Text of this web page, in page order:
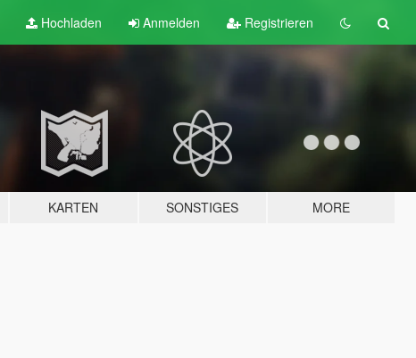
Hochladen Anmelden Registrieren
KARTEN SONSTIGES MORE